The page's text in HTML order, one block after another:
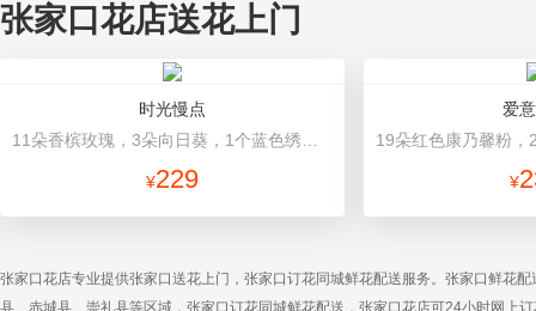
张家口花店送花上门
时光慢点
¥229
爱
¥
张家口花店专业提供张家口送花上门，张家口订花同城鲜花配送服务。张家口鲜花
县、赤城县、崇礼县等区域，张家口订花同城鲜花配送，张家口花店可24小时网上